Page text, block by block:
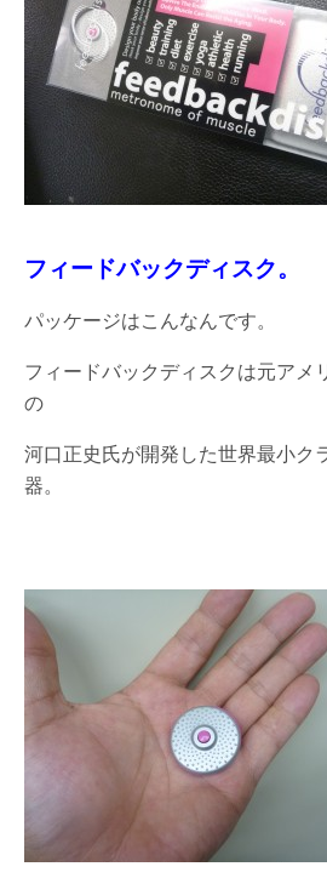
フィードバックディスク。
パッケージはこんなんです。
フィードバックディスクは元アメ
の
河口正史氏が開発した世界最小ク
器。